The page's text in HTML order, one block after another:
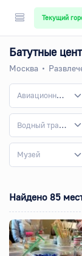
Текущий
Батутные
Москва
Авиационные клубы
Водный транспорт
Музей
Найдено 85